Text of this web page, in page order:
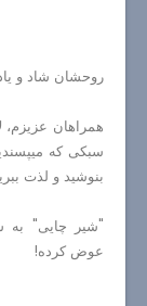
روحشان شاد و
همراهان
سبکی که
بنوشید و لذت
"شیر چایی" به
عوض کرده!